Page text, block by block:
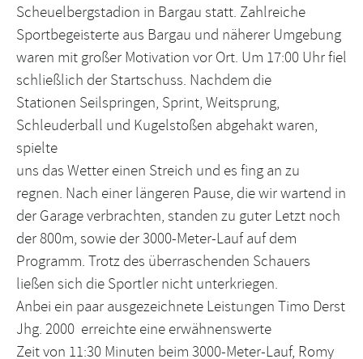
Scheuelbergstadion in Bargau statt. Zahlreiche
Sportbegeisterte aus Bargau und näherer Umgebung
waren mit großer Motivation vor Ort. Um 17:00 Uhr fiel
schließlich der Startschuss. Nachdem die
Stationen Seilspringen, Sprint, Weitsprung,
Schleuderball und Kugelstoßen abgehakt waren,
spielte
uns das Wetter einen Streich und es fing an zu
regnen. Nach einer längeren Pause, die wir wartend in
der Garage verbrachten, standen zu guter Letzt noch
der 800m, sowie der 3000-Meter-Lauf auf dem
Programm. Trotz des überraschenden Schauers
ließen sich die Sportler nicht unterkriegen.
Anbei ein paar ausgezeichnete Leistungen Timo Derst
Jhg. 2000 erreichte eine erwähnenswerte
Zeit von 11:30 Minuten beim 3000-Meter-Lauf, Romy